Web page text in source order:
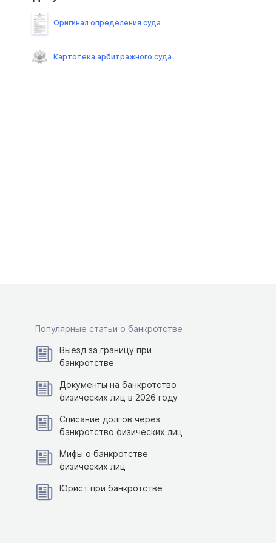
Оригинал определения суда
Картотека арбитражного суда
Популярные статьи о банкротстве
Выезд за границу при
банкротстве
Документы на банкротство
физических лиц в 2026 году
Списание долгов через
банкротство физических лиц
Мифы о банкротстве
физических лиц
Юрист при банкротстве